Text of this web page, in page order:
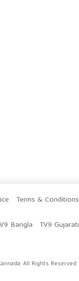
Terms & Conditions
Bangla TV9 Gujarati
All Rights Reserved.